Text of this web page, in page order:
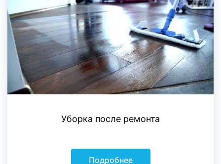
Уборка после ремонта
Подробнее